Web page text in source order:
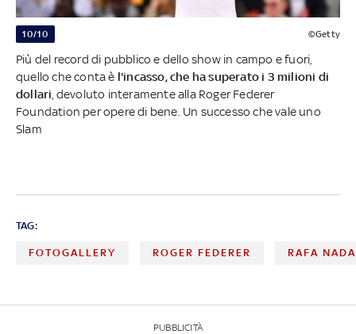
10/10 ©Getty
Più del record di pubblico e dello show in campo e fuori,
quello che conta è l'incasso, che ha superato i 3 milioni di
dollari , devoluto interamente alla Roger Federer
Foundation per opere di bene. Un successo che vale uno
Slam
TAG:
FOTOGALLERY ROGER FEDERER RAFA
PUBBLICITÀ